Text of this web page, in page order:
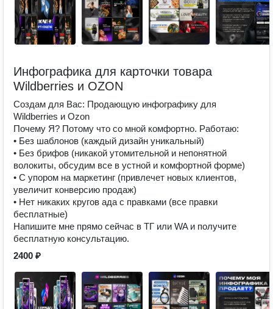
Инфографика для карточки товара
Wildberries и OZON
Создам для Вас: Продающую инфографику для
Wildberries и Ozon
Почему Я? Потому что со мной комфортно. Работаю:
• Без шаблонов (каждый дизайн уникальный)
• Без брифов (никакой утомительной и непонятной
волокиты, обсудим все в устной и комфортной форме)
• С упором на маркетинг (привлечет новых клиентов,
увеличит конверсию продаж)
• Нет никаких кругов ада с правками (все правки
бесплатные)
Напишите мне прямо сейчас в ТГ или WA и получите
бесплатную консультацию.
2400 ₽